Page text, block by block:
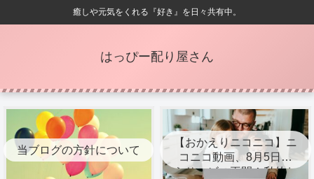
癒しや元気をくれる『好き』を日々共有中。
はっぴー配り屋さん
当ブログの方針について
【おかえりニコニコ】ニ
コニコ動画、8月5日か
らサービス再開！私的お